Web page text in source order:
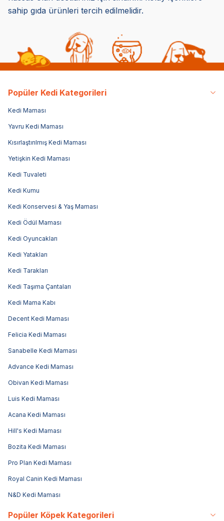
sahip gıda ürünleri tercih edilmelidir.
Popüler Kedi Kategorileri
Kedi Maması
Yavru Kedi Maması
Kısırlaştırılmış Kedi Maması
Yetişkin Kedi Maması
Kedi Tuvaleti
Kedi Kumu
Kedi Konservesi & Yaş Maması
Kedi Ödül Maması
Kedi Oyuncakları
Kedi Yatakları
Kedi Tarakları
Kedi Taşıma Çantaları
Kedi Mama Kabı
Decent Kedi Maması
Felicia Kedi Maması
Sanabelle Kedi Maması
Advance Kedi Maması
Obivan Kedi Maması
Luis Kedi Maması
Acana Kedi Maması
Hill's Kedi Maması
Bozita Kedi Maması
Pro Plan Kedi Maması
Royal Canin Kedi Maması
N&D Kedi Maması
Popüler Köpek Kategorileri